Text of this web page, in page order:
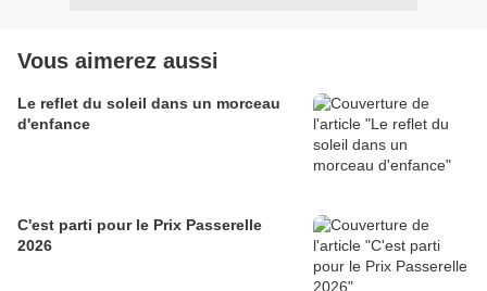
Vous aimerez aussi
Le reflet du soleil dans un morceau
d'enfance
C'est parti pour le Prix Passerelle
2026